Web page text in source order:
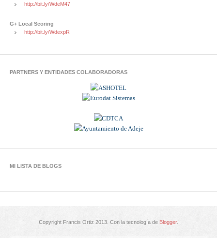
http://bit.ly/WdeM47
G+ Local Scoring
http://bit.ly/WdexpR
PARTNERS Y ENTIDADES COLABORADORAS
MI LISTA DE BLOGS
Copyright Francis Ortiz 2013. Con la tecnología de Blogger.